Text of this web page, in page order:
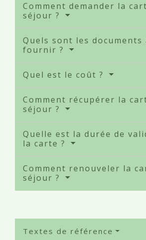
Comment demander la
séjour ?
Quels sont les documents
fournir ?
Quel est le coût ?
Comment récupérer la
séjour ?
Quelle est la durée de
la carte ?
Comment renouveler la
séjour ?
Textes de référence